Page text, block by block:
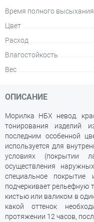
Время полного высыхания
Цвет
Расход
Влагостойкость
Вес
ОПИСАНИЕ
Морилка НБХ невод.
тонирования изделий
последним особенной
используется для
условиях (покрытии
осуществления
специальное
подчеркивает рельефную
кистью или валиком в
какой оттенок
протяжении 12 часов,